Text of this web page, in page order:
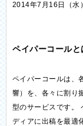
2014年7月16日（水
ペイパーコールと
ペイパーコールは、
響）を、各々に割り
型のサービスです。
ディアに出稿を最適